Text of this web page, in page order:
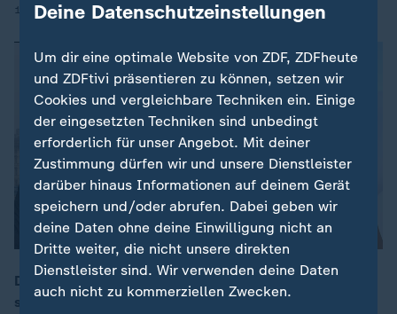
17.02.2021 | 13:00
Die ansteckenderen Varianten des Coronavirus breiten
sich in Deutschland aus. Der Anteil der Mutation stieg
Deine Datenschutzeinstellungen
Um dir eine optimale Website von ZDF, ZDFheute
und ZDFtivi präsentieren zu können, setzen wir
Cookies und vergleichbare Techniken ein. Einige
der eingesetzten Techniken sind unbedingt
erforderlich für unser Angebot. Mit deiner
Zustimmung dürfen wir und unsere Dienstleister
darüber hinaus Informationen auf deinem Gerät
speichern und/oder abrufen. Dabei geben wir
deine Daten ohne deine Einwilligung nicht an
Dritte weiter, die nicht unsere direkten
Dienstleister sind. Wir verwenden deine Daten
auch nicht zu kommerziellen Zwecken.